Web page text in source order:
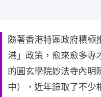
隨著香港特區政府積極
港」政策，愈來愈多專
的圓玄學院妙法寺內明
中），近年錄取了不少